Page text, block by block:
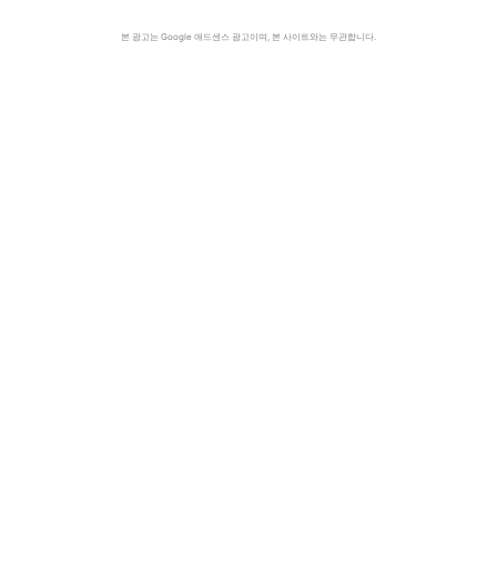
본 광고는 Google 애드센스 광고이며, 본 사이트와는 무관합니다.